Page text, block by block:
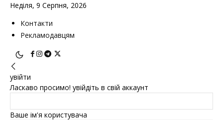
Неділя, 9 Серпня, 2026
Контакти
Рекламодавцям
увійти
Ласкаво просимо! увійдіть в свій аккаунт
Ваше ім'я користувача